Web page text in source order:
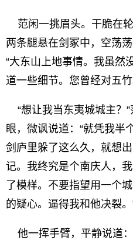
范闲一挑眉头。干脆在轮
两条腿悬在剑冢中，空荡
“大东山上地事情。我虽然
道一些细节。您曾经对五
“想让我当东夷城城主？
眼，微讽说道：“就凭我半
剑庐里躲了这么久，就想
记。我终究是个南庆人，
了模样。不要指望用一个
的疑心。逼得我和他决裂。
他一挥手臂，平静说道：